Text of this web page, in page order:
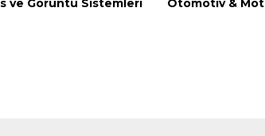
ve Görüntü Sistemleri Otomotiv &